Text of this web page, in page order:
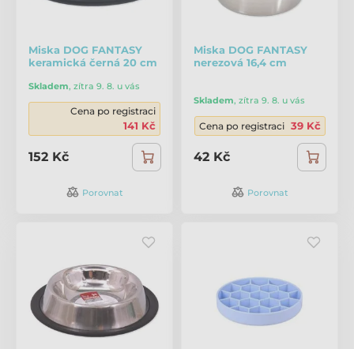
Miska DOG FANTASY
keramická černá 20 cm
Skladem, zítra 9. 8. u vás
Cena po registraci
141 Kč
152 Kč
Porovnat
Miska DOG FANTASY
nerezová 16,4 cm
Skladem, zítra 9. 8. u vás
Cena po registraci 39 Kč
42 Kč
Porovnat